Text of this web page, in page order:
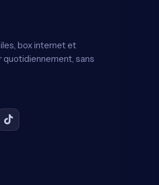
box internet et
quotidiennement, sans